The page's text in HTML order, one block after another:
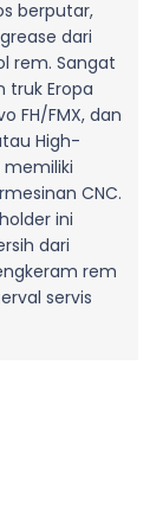
berputar,
dari
rem. Sangat
Eropa
FH/FMX, dan
High-
CNC.
ini
dari
rem
servis